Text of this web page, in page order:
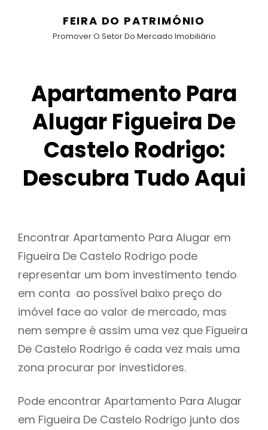
FEIRA DO PATRIMÓNIO
Promover O Setor Do Mercado Imobiliário
Apartamento Para
Alugar Figueira De
Castelo Rodrigo:
Descubra Tudo Aqui
Encontrar Apartamento Para Alugar em
Figueira De Castelo Rodrigo pode
representar um bom investimento tendo
em conta ao possível baixo preço do
imóvel face ao valor de mercado, mas
nem sempre é assim uma vez que Figueira
De Castelo Rodrigo é cada vez mais uma
zona procurar por investidores.
Pode encontrar Apartamento Para Alugar
em Figueira De Castelo Rodrigo junto dos